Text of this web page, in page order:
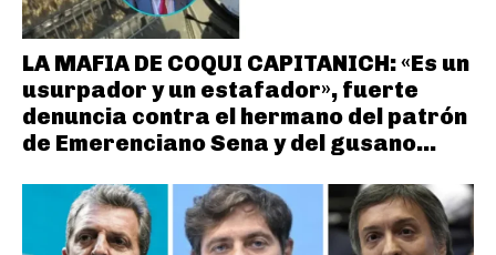
LA MAFIA DE COQUI CAPITANICH: «Es un
usurpador y un estafador», fuerte
denuncia contra el hermano del patrón
de Emerenciano Sena y del gusano...